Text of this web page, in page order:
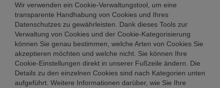
Wir verwenden ein Cookie-Verwaltungstool, um eine
transparente Handhabung von Cookies und Ihres
Datenschutzes zu gewährleisten. Dank dieses Tools zur
Verwaltung von Cookies und der Cookie-Kategorisierung
können Sie genau bestimmen, welche Arten von Cookies Sie
akzeptieren möchten und welche nicht. Sie können Ihre
Cookie-Einstellungen direkt in unserer Fußzeile ändern. Die
Details zu den einzelnen Cookies sind nach Kategorien unten
aufgeführt. Weitere Informationen darüber, wie Sie Ihre